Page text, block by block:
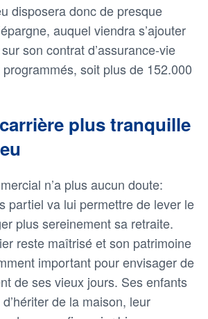
disposera donc de presque
auquel viendra s’ajouter
son contrat d’assurance-vie
soit plus de 152.000
plus tranquille
n’a plus aucun doute:
partiel va lui permettre de lever le
plus sereinement sa retraite.
reste maîtrisé et son patrimoine
important pour envisager de
de ses vieux jours. Ses enfants
de la maison, leur